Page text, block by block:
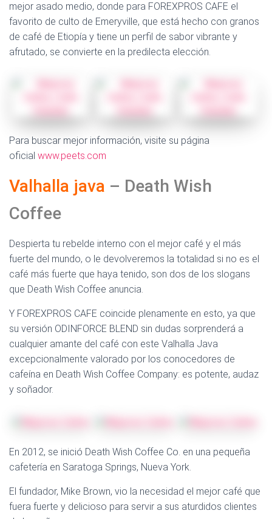
mejor asado medio, donde para FOREXPROS CAFE el
favorito de culto de Emeryville, que está hecho con granos
de café de Etiopía y tiene un perfil de sabor vibrante y
afrutado, se convierte en la predilecta elección.
Para buscar mejor información, visite su página
oficial www.peets.com
Valhalla java – Death Wish
Coffee
Despierta tu rebelde interno con el mejor café y el más
fuerte del mundo, o le devolveremos la totalidad si no es el
café más fuerte que haya tenido, son dos de los slogans
que Death Wish Coffee anuncia.
Y FOREXPROS CAFE coincide plenamente en esto, ya que
su versión ODINFORCE BLEND sin dudas sorprenderá a
cualquier amante del café con este Valhalla Java
excepcionalmente valorado por los conocedores de
cafeína en Death Wish Coffee Company: es potente, audaz
y soñador.
En 2012, se inició Death Wish Coffee Co. en una pequeña
cafetería en Saratoga Springs, Nueva York.
El fundador, Mike Brown, vio la necesidad el mejor café que
fuera fuerte y delicioso para servir a sus aturdidos clientes